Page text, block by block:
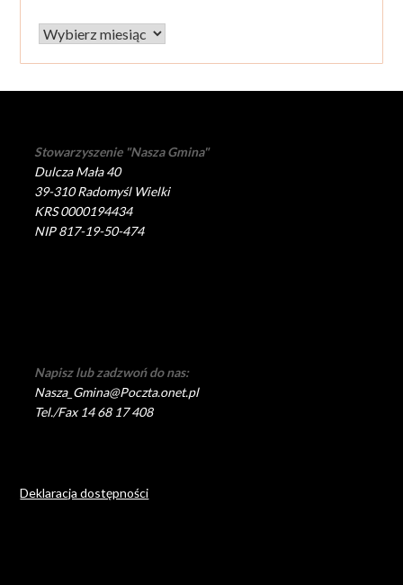
Archiwum
Stowarzyszenie "Nasza Gmina"
Dulcza Mała 40
39-310 Radomyśl Wielki
KRS 0000194434
NIP 817-19-50-474
Napisz lub zadzwoń do nas:
Nasza_Gmina@Poczta.onet.pl
Tel./Fax 14 68 17 408
Deklaracja dostępności